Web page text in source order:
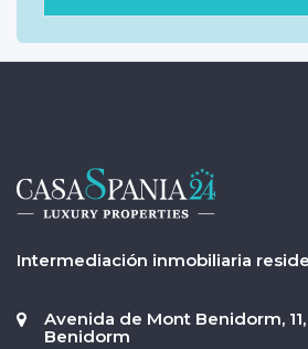
Intermediación inmobiliaria
Avenida de Mont Benidorm,
Benidorm